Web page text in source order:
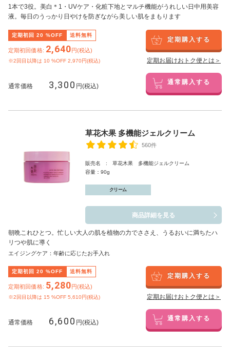
1本で3役。美白 ＊1 ・UVケア・化粧下地とマルチ機能がうれしい日中用美容
液。毎日のうっかり日やけを防ぎながら美しい肌をまもります
定期初回 20 %OFF 送料無料
定期初回価格: 2,640円(税込)
※2回目以降は 10 %OFF 2,970円(税込)
定期購入する
定期お届けおトク便とは＞
通常価格 3,300 円(税込) 通常購入する
草花木果 多機能ジェルクリーム
560件
販売名 : 草花木果 多機能ジェルクリーム
容量：90g
クリーム
商品詳細を見る
朝晩これひとつ。忙しい大人の肌を植物の力でささえ、うるおいに満ちたハ
リつや肌に導く
エイジングケア：年齢に応じたお手入れ
定期初回 20 %OFF 送料無料
定期初回価格: 5,280円(税込)
※2回目以降は 15 %OFF 5,610円(税込)
定期購入する
定期お届けおトク便とは＞
通常価格 6,600 円(税込) 通常購入する